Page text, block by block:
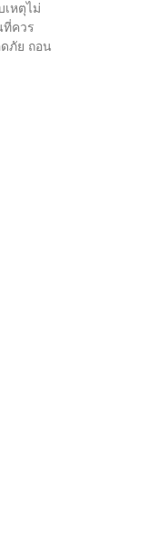
หตุไม่
ควร
ภัย ถอน